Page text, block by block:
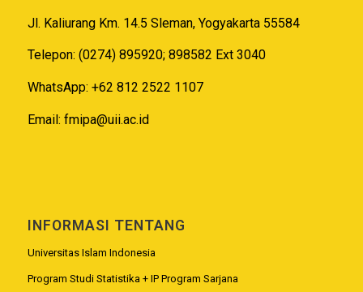
Jl. Kaliurang Km. 14.5 Sleman, Yogyakarta 55584
Telepon: (0274) 895920; 898582 Ext 3040
WhatsApp: +62 812 2522 1107
Email: fmipa@uii.ac.id
INFORMASI TENTANG
Universitas Islam Indonesia
Program Studi Statistika + IP Program Sarjana